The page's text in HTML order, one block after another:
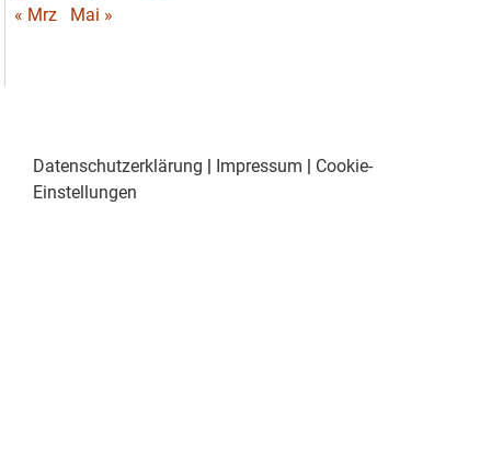
« Mrz
Mai »
Datenschutzerklärung | Impressum | Cookie-
Einstellungen